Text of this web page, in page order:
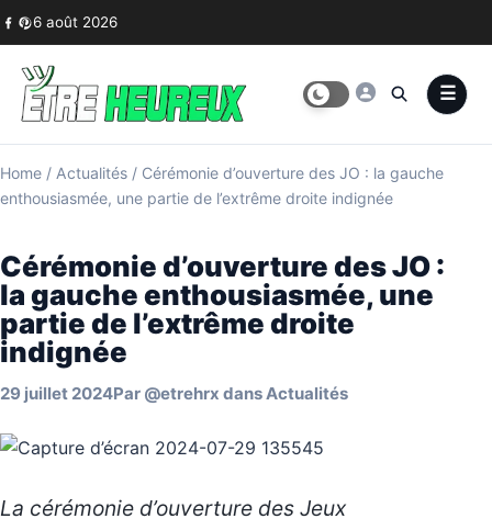
Skip to content
6 août 2026
Home / Actualités / Cérémonie d’ouverture des JO : la gauche
enthousiasmée, une partie de l’extrême droite indignée
Cérémonie d’ouverture des JO :
la gauche enthousiasmée, une
partie de l’extrême droite
indignée
29 juillet 2024Par @etrehrx dansActualités
La cérémonie d’ouverture des Jeux